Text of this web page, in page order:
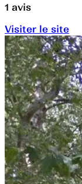
1 avis
Visiter le site